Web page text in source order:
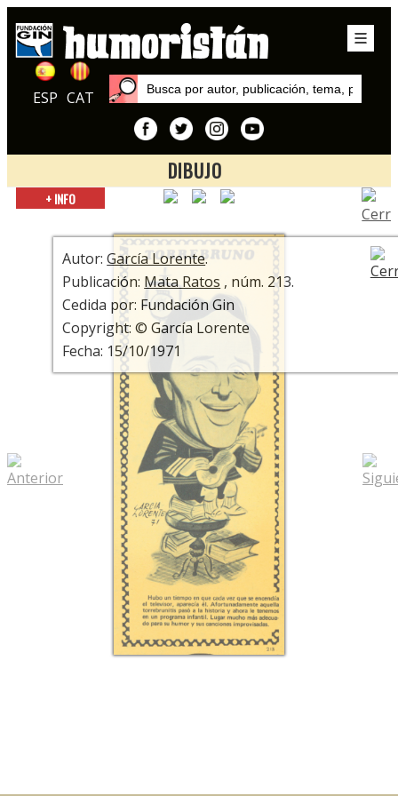
ESP CAT
DIBUJO
Inicio
García Lorente
+ INFO
Autor:García Lorente.
Publicación: Mata Ratos , núm. 213.
Cedida por: Fundación Gin
Copyright: © García Lorente
Fecha: 15/10/1971